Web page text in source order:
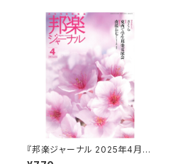
『邦楽ジャーナル 2025年4月
号』